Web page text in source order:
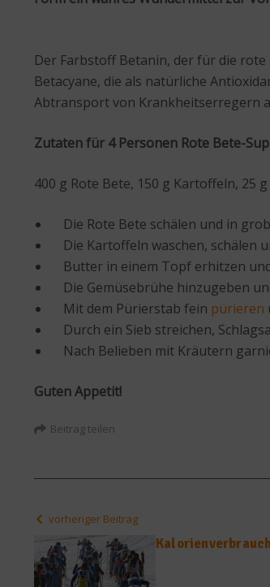
Der Farbstoff Betanin, der für die
Betacyane, die als natürliche
Abtransport von Krankheitserregern
Zutaten für 4 Personen Rote Bete-
400 g Rote Bete, 150 g Kartoffeln, 25
Die Rote Bete schälen und in
Die Kartoffeln waschen, schälen
Butter in einem Topf erhitzen
Die Gemüsebrühe hinzugeben
Mit dem Pürierstab fein pürieren
Durch ein Sieb streichen,
Nach Belieben mit Kräutern
Guten Appetit!
Beitrag teilen
vorheriger Beitrag